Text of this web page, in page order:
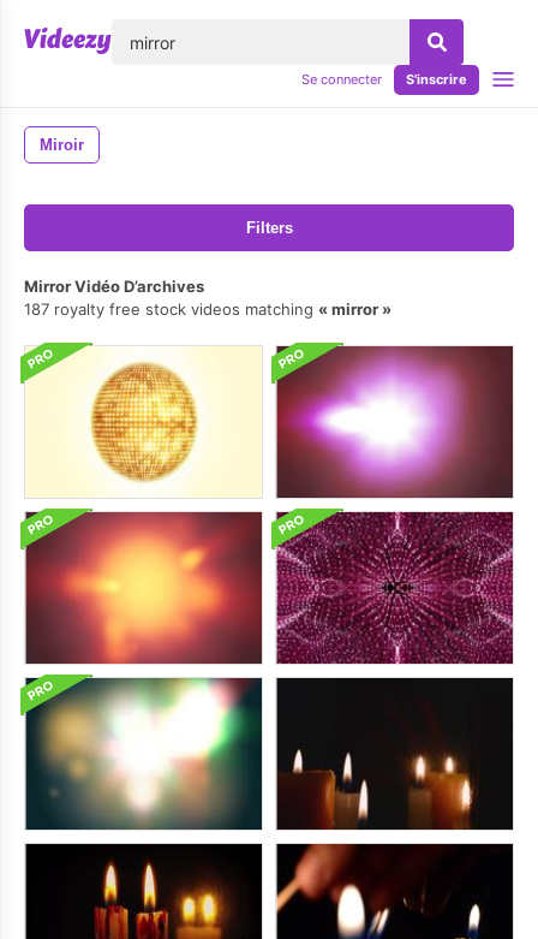
Se connecter S'inscrire
Miroir
Filters
Mirror Vidéo D’archives
187 royalty free stock videos matching
mirror